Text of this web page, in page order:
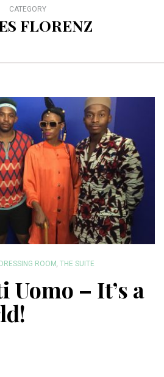
CATEGORY
FLORENZ
DRESSING ROOM, THE SUITE
Uomo – It’s a